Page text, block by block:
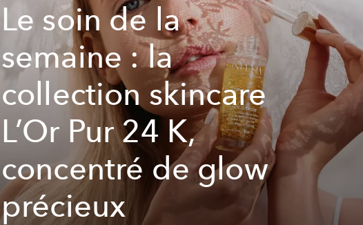
Le soin de la
semaine : la
collection skincare
L’Or Pur 24 K,
concentré de glow
précieux